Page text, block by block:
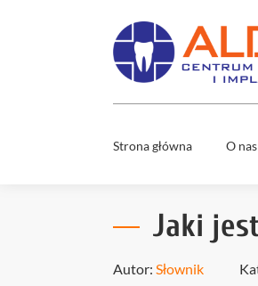
Strona główna O nas
Jaki
Autor: Słownik